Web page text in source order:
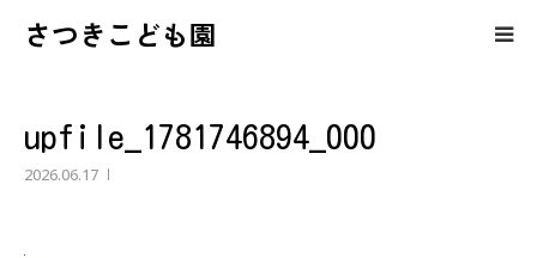
さつきこども園
upfile_1781746894_000
2026.06.17さつきこども園の紹介